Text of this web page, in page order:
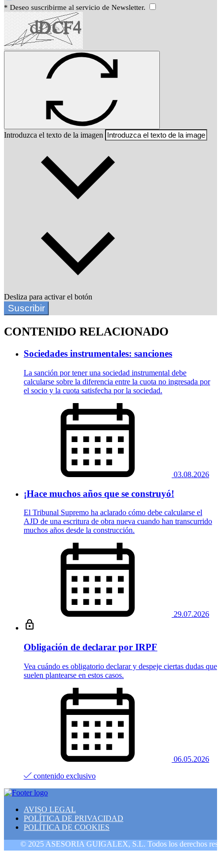
* Deseo suscribirme al servicio de Newsletter.
Introduzca el texto de la imagen
Desliza para activar el botón
Suscribir
CONTENIDO RELACIONADO
Sociedades instrumentales: sanciones
La sanción por tener una sociedad instrumental debe
calcularse sobre la diferencia entre la cuota no ingresada por
el socio y la cuota satisfecha por la sociedad.
03.08.2026
¡Hace muchos años que se construyó!
El Tribunal Supremo ha aclarado cómo debe calcularse el
AJD de una escritura de obra nueva cuando han transcurrido
muchos años desde la construcción.
29.07.2026
Obligación de declarar por IRPF
Vea cuándo es obligatorio declarar y despeje ciertas dudas que
suelen plantearse en estos casos.
06.05.2026
contenido exclusivo
AVISO LEGAL
POLÍTICA DE PRIVACIDAD
POLÍTICA DE COOKIES
© 2025 ASESORIA GUIGALEX, S.L. Todos los derechos